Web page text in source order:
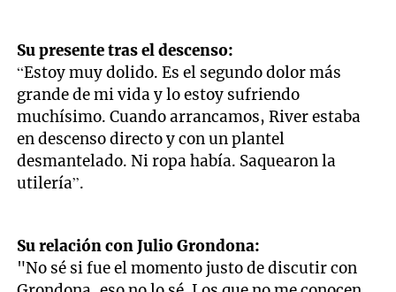
Su presente tras el descenso:
“Estoy muy dolido. Es el segundo dolor más
grande de mi vida y lo estoy sufriendo
muchísimo. Cuando arrancamos, River estaba
en descenso directo y con un plantel
desmantelado. Ni ropa había. Saquearon la
utilería”.
Su relación con Julio Grondona:
"No sé si fue el momento justo de discutir con